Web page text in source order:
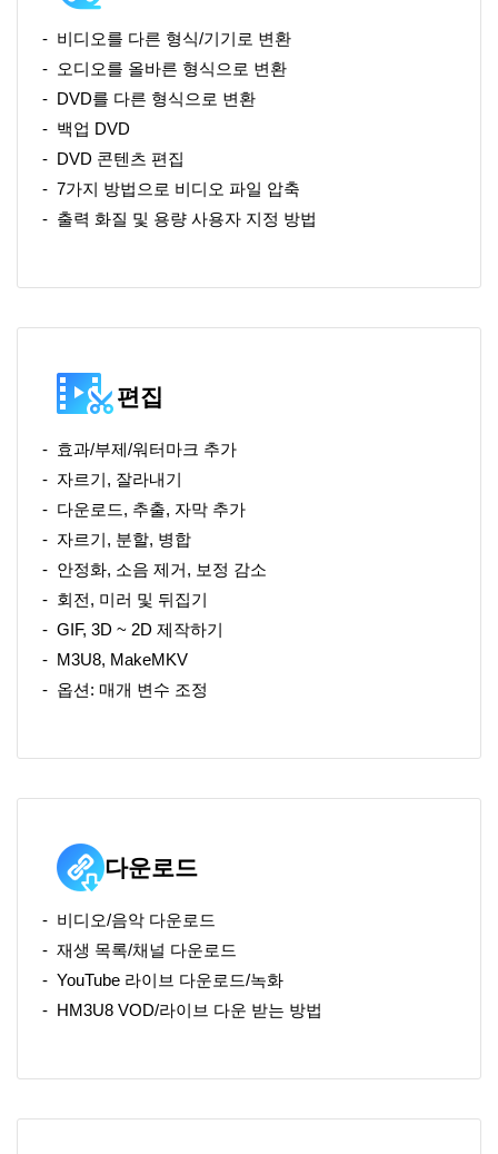
비디오를 다른 형식/기기로 변환
오디오를 올바른 형식으로 변환
DVD를 다른 형식으로 변환
백업 DVD
DVD 콘텐츠 편집
7가지 방법으로 비디오 파일 압축
출력 화질 및 용량 사용자 지정 방법
편집
효과/부제/워터마크 추가
자르기, 잘라내기
다운로드, 추출, 자막 추가
자르기, 분할, 병합
안정화, 소음 제거, 보정 감소
회전, 미러 및 뒤집기
GIF, 3D ~ 2D 제작하기
M3U8, MakeMKV
옵션: 매개 변수 조정
다운로드
비디오/음악 다운로드
재생 목록/채널 다운로드
YouTube 라이브 다운로드/녹화
HM3U8 VOD/라이브 다운 받는 방법